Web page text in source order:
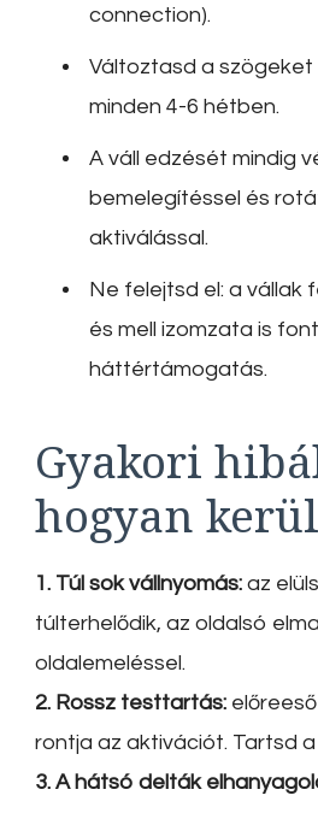
connection).
Változtasd a
minden 4-6 hétben.
A váll edzését mindig
bemelegítéssel és
aktiválással.
Ne felejtsd el: a vállak
és mell izomzata is
háttértámogatás.
Gyakori
hogyan
1. Túl sok vállnyomás: az
túlterhelődik, az oldalsó
oldalemeléssel.
2. Rossz testtartás:
rontja az aktivációt. Tartsd
3. A hátsó delták